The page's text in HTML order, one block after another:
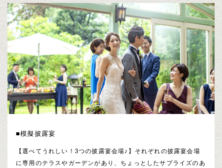
■模擬披露宴
【選べてうれしい！3つの披露宴会場♪】それぞれの披露宴会場
に専用のテラスやガーデンがあり、ちょっとしたサプライズのあ